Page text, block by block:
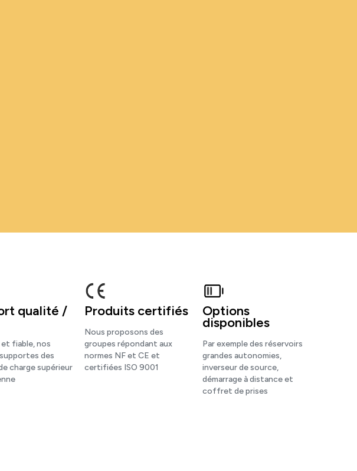
qualité /
fiable, nos
des
charge supérieur
Produits certifiés
Nous proposons des
groupes répondant aux
normes NF et CE et
certifiées ISO 9001
Options
disponibles
Par exemple des réservoirs
grandes autonomies,
inverseur de source,
démarrage à distance et
coffret de prises